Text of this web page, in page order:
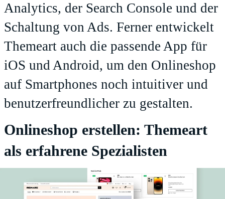
Analytics, der Search Console und der
Schaltung von Ads. Ferner entwickelt
Themeart auch die passende App für
iOS und Android, um den Onlineshop
auf Smartphones noch intuitiver und
benutzerfreundlicher zu gestalten.
Onlineshop erstellen: Themeart
als erfahrene Spezialisten